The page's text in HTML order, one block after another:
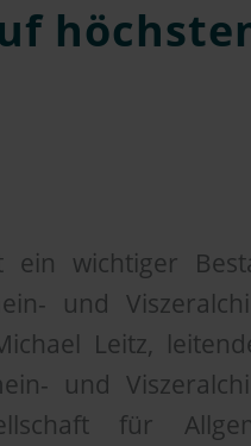
wichtiger
und
Leitz,
und
für